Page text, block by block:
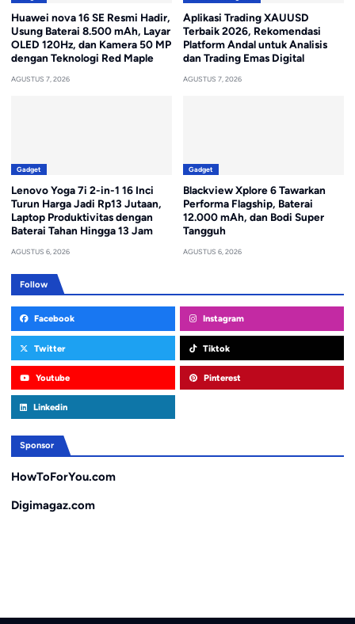
Huawei nova 16 SE Resmi Hadir,
Usung Baterai 8.500 mAh, Layar
OLED 120Hz, dan Kamera 50 MP
dengan Teknologi Red Maple
AGUSTUS 7, 2026
Aplikasi Trading XAUUSD
Terbaik 2026, Rekomendasi
Platform Andal untuk Analisis
dan Trading Emas Digital
AGUSTUS 7, 2026
Gadget
Lenovo Yoga 7i 2-in-1 16 Inci
Turun Harga Jadi Rp13 Jutaan,
Laptop Produktivitas dengan
Baterai Tahan Hingga 13 Jam
AGUSTUS 6, 2026
Gadget
Blackview Xplore 6 Tawarkan
Performa Flagship, Baterai
12.000 mAh, dan Bodi Super
Tangguh
AGUSTUS 6, 2026
Follow
Facebook Instagram
Twitter Tiktok
Youtube Pinterest
Linkedin
Sponsor
HowToForYou.com
Digimagaz.com